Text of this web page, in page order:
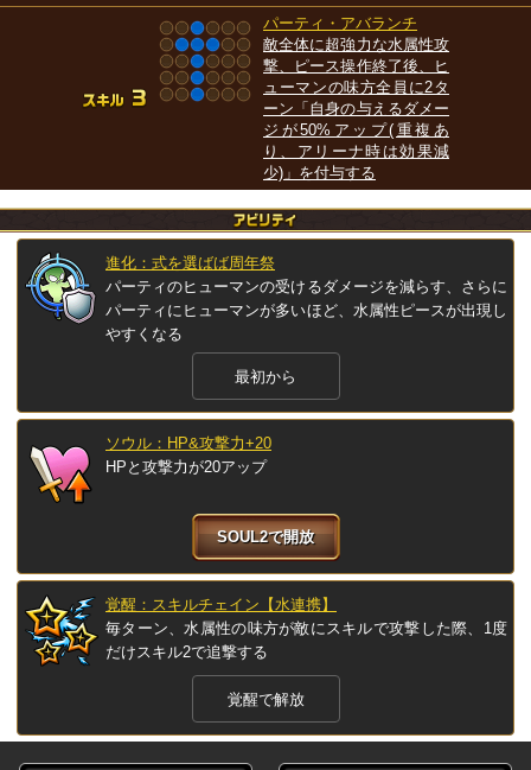
パーティ・アバランチ
敵全体に超強力な水属性攻
撃、ピース操作終了後、ヒ
ューマンの味方全員に2タ
ーン「自身の与えるダメー
ジが50%アップ(重複あ
り、アリーナ時は効果減
少)」を付与する
進化：式を選ばば周年祭
パーティのヒューマンの受けるダメージを減らす、さらに
パーティにヒューマンが多いほど、水属性ピースが出現し
やすくなる
最初から
ソウル：HP&攻撃力+20
HPと攻撃力が20アップ
SOUL2で開放
覚醒：スキルチェイン【水連携】
毎ターン、水属性の味方が敵にスキルで攻撃した際、1度
だけスキル2で追撃する
覚醒で解放